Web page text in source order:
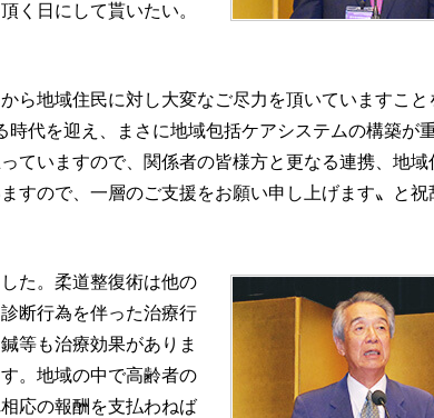
く日にして貰いたい。
ら地域住民に対し大変なご尽力を頂いていますこと
代を迎え、まさに地域包括ケアシステムの構築が
ていますので、関係者の皆様方と更なる連携、地域
すので、一層のご支援をお願い申し上げます〟と祝
た。柔道整復術は他の
断行為を伴った治療行
等も治療効果がありま
。地域の中で高齢者の
応の報酬を支払わねば